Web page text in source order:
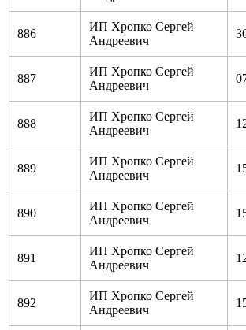
886
ИП Хропко Сергей
Андреевич
887
ИП Хропко Сергей
Андреевич
888
ИП Хропко Сергей
Андреевич
889
ИП Хропко Сергей
Андреевич
890
ИП Хропко Сергей
Андреевич
891
ИП Хропко Сергей
Андреевич
892
ИП Хропко Сергей
Андреевич